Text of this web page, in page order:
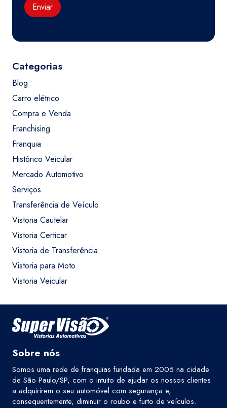
Enviar
Categorias
Blog
Carro elétrico
Compra e Venda
Franchising
Franquia
Histórico Veicular
Mercado Automotivo
Serviços
Transferência de Veículo
Vistoria Cautelar
Vistoria Certicar
Vistoria de Transferência
Vistoria para Moto
Vistoria Veicular
Sobre nós
Somos uma rede de franquias fundada em 2005 na cidade
de São Paulo/SP, com o intuito de ajudar os nossos clientes
a adquirirem o seu automóvel com segurança e,
consequentemente, diminuir o roubo e furto de veículos.